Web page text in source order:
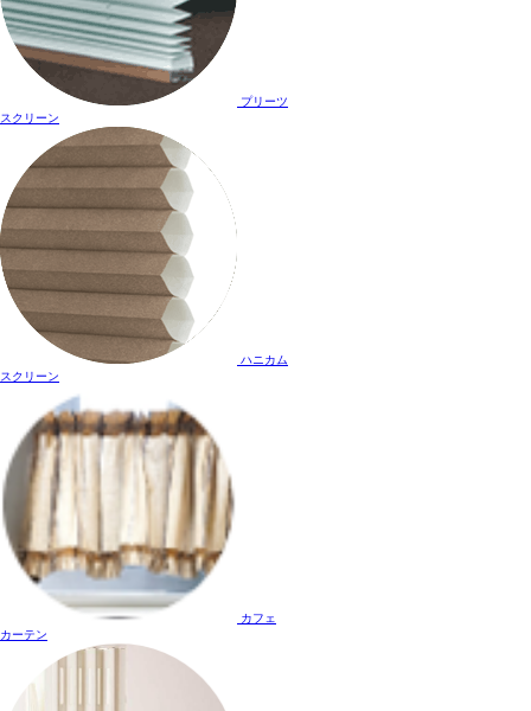
プリーツ
スクリーン
ハニカム
スクリーン
カフェ
カーテン